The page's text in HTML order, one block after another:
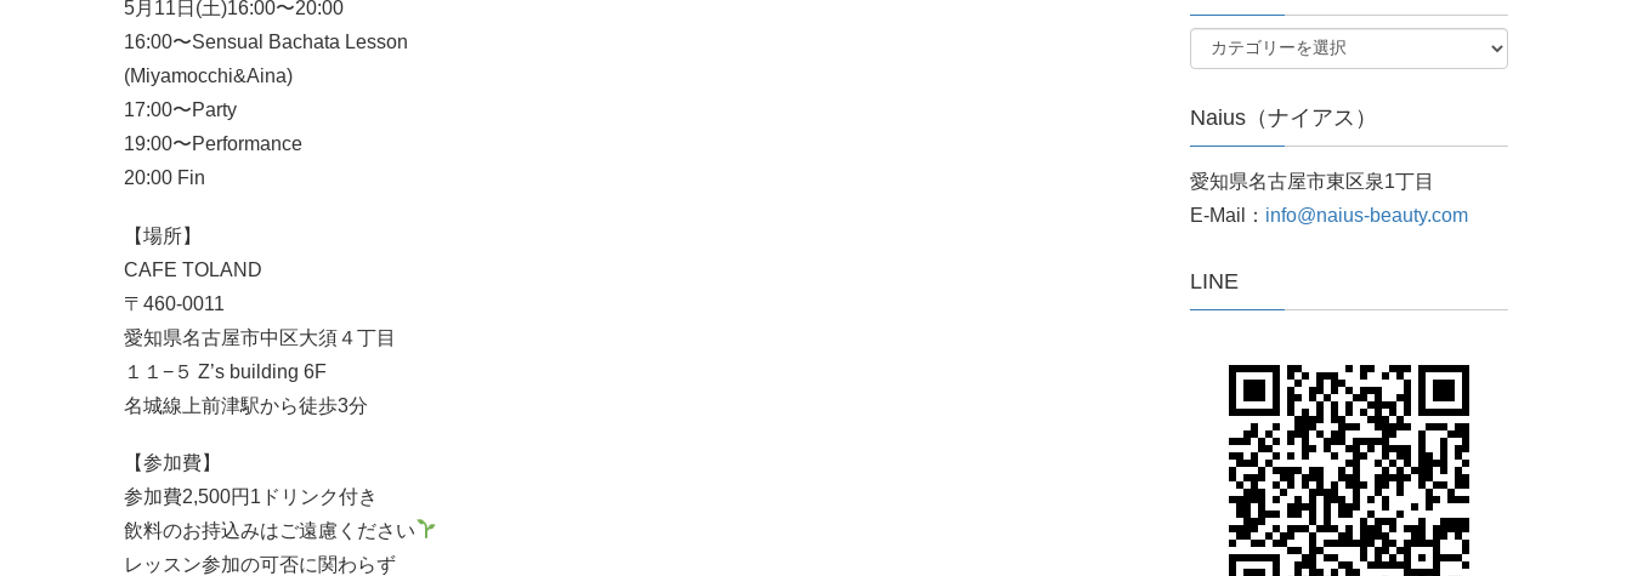
5月11日(土)16:00〜20:00
16:00〜Sensual Bachata Lesson
(Miyamocchi&Aina)
17:00〜Party
19:00〜Performance
20:00 Fin
【場所】
CAFE TOLAND
〒460-0011
愛知県名古屋市中区大須４丁目
１１−５ Z’s building 6F
名城線上前津駅から徒歩3分
【参加費】
参加費2,500円1ドリンク付き
飲料のお持込みはご遠慮ください
レッスン参加の可否に関わらず
Naius（ナイアス）
愛知県名古屋市東区泉1丁目
E-Mail： info@naius-beauty.com
LINE